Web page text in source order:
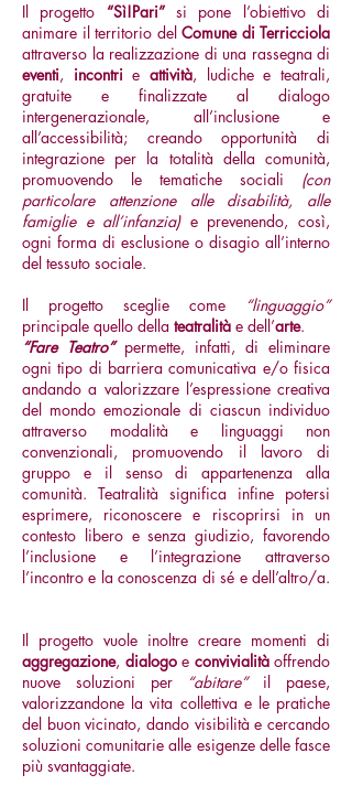
Il progetto “Sì!Pari”si pone l’obiettivo di
animare il territorio del Comune di Terricciola
attraverso la realizzazione di una rassegna di
eventi, incontrie attività, ludiche e teatrali,
gratuite e finalizzate al dialogo
intergenerazionale, all’inclusione e
all’accessibilità; creando opportunità di
integrazione per la totalità della comunità,
promuovendo le tematiche sociali (con
particolare attenzione alle disabilità, alle
famiglie e all’infanzia) e prevenendo, così,
ogni forma di esclusione o disagio all’interno
del tessuto sociale.
Il progetto sceglie come
“linguaggio”
principale quello della teatralità e dell’arte.
“Fare Teatro”permette, infatti, di eliminare
ogni tipo di barriera comunicativa e/o fisica
andando a valorizzare l’espressione creativa
del mondo emozionale di ciascun individuo
attraverso modalità e linguaggi non
convenzionali, promuovendo il lavoro di
gruppo e il senso di appartenenza alla
comunità. Teatralità significa infine potersi
esprimere, riconoscere e riscoprirsi in un
contesto libero e senza giudizio, favorendo
l’inclusione e l’integrazione attraverso
l’incontro e la conoscenza di sé e dell’altro/a.
Il progetto vuole inoltre creare momenti di
aggregazione, dialogoe convivialità offrendo
nuove soluzioni per “abitare”il paese,
valorizzandone la vita collettiva e le pratiche
del buon vicinato, dando visibilità e cercando
soluzioni comunitarie alle esigenze delle fasce
più svantaggiate.